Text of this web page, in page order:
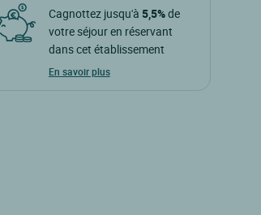
Cagnottez jusqu'à 5,5%de
votre séjour en réservant
dans cet établissement
En savoir plus